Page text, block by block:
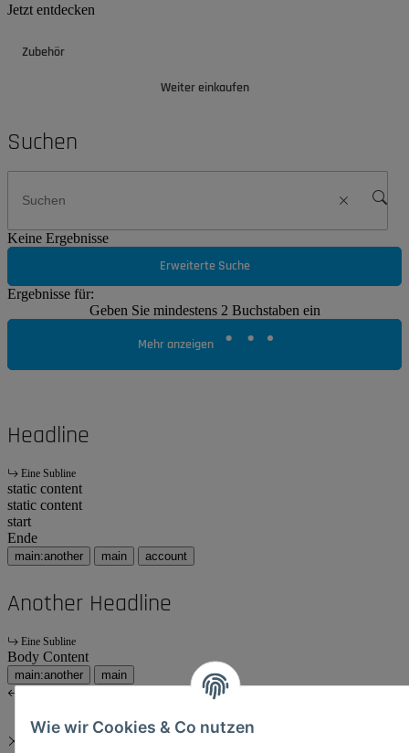
Wie wir Cookies & Co nutzen
Jetzt entdecken
Zubehör
Weiter einkaufen
Suchen
Keine Ergebnisse
Erweiterte Suche
Ergebnisse für:
Geben Sie mindestens 2 Buchstaben ein
Mehr anzeigen
Headline
Eine Subline
static content
static content
start
Ende
main:another main account
Another Headline
Eine Subline
Body Content
main:another main